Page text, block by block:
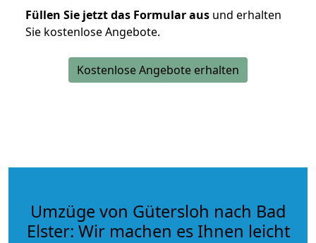
Füllen Sie jetzt das Formular aus und erhalten
Sie kostenlose Angebote.
Kostenlose Angebote erhalten
Umzüge von Gütersloh nach Bad
Elster: Wir machen es Ihnen leicht